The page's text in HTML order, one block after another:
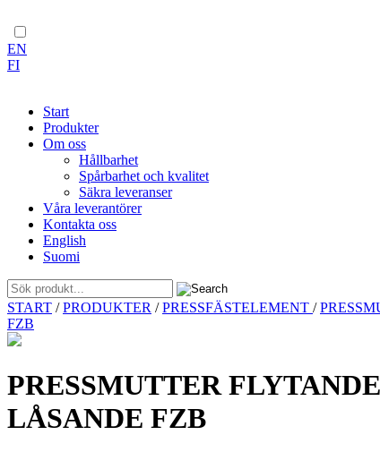
EN
FI
Start
Produkter
Om oss
Hållbarhet
Spårbarhet och kvalitet
Säkra leveranser
Våra leverantörer
Kontakta oss
English
Suomi
Skip
to
content
START /PRODUKTER /PRESSFÄSTELEMENT /
FZB
PRESSMUTTER
LÅSANDE FZB